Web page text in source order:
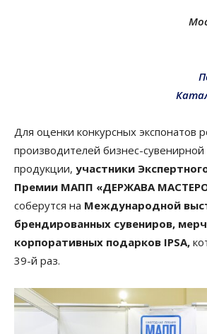
Для оценки конкурсных экспонатов
производителей бизнес-
продукции, участники
Премии МАПП «ДЕРЖАВА
соберутся на Международной
брендированных сувениров,
корпоративных подарков IPSA,
39-й раз.